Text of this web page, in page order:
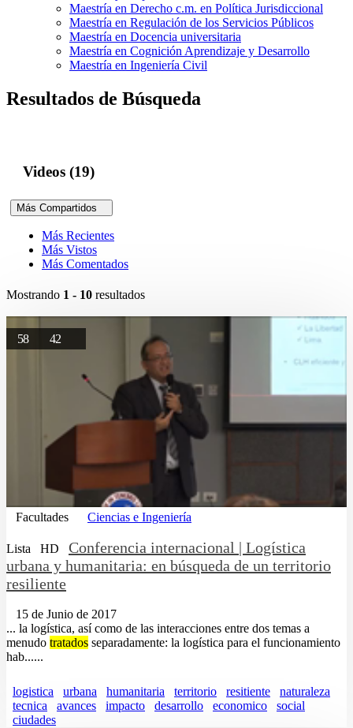
Maestría en Derecho c.m. en Política Jurisdiccional
Maestría en Regulación de los Servicios Públicos
Maestría en Docencia universitaria
Maestría en Cognición Aprendizaje y Desarrollo
Maestría en Ingeniería Civil
Resultados de Búsqueda
Videos (19)
Más Compartidos
Más Recientes
Más Vistos
Más Comentados
Mostrando 1 - 10 resultados
58 42
Facultades Ciencias e Ingeniería
Lista HD
Conferencia internacional | Logística
urbana y humanitaria: en búsqueda de un territorio
resiliente
15 de Junio de 2017
... la logística, así como de las interacciones entre dos temas a
menudo tratados separadamente: la logística para el funcionamiento
hab......
logistica urbana humanitaria territorio resitiente
naturaleza
tecnica
avances impacto desarrollo economico
social
ciudades